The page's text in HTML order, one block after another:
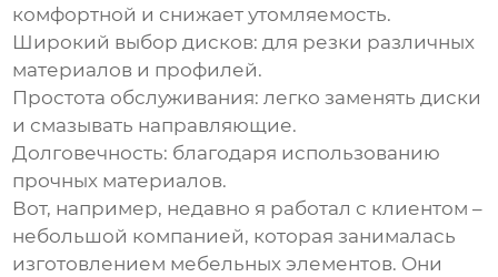
комфортной и снижает утомляемость.
Широкий выбор дисков: для резки различных
материалов и профилей.
Простота обслуживания: легко заменять диски
и смазывать направляющие.
Долговечность: благодаря использованию
прочных материалов.
Вот, например, недавно я работал с клиентом –
небольшой компанией, которая занималась
изготовлением мебельных элементов. Они